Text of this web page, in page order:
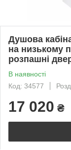
Душова
на низькому
розпашні
В наявності
Код: 34577
17 020 ₴